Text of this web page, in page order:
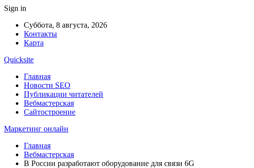
Sign in
Суббота, 8 августа, 2026
Контакты
Карта
Quicksite
Главная
Новости SEO
Публикации читателей
Вебмастерская
Сайтостроение
Маркетинг онлайн
Главная
Вебмастерская
В России разработают оборудование для связи 6G